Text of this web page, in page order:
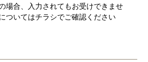
場合、入力されてもお受けできませ
ついてはチラシでご確認ください